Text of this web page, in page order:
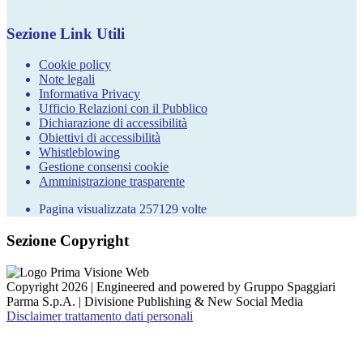
Sezione Link Utili
Cookie policy
Note legali
Informativa Privacy
Ufficio Relazioni con il Pubblico
Dichiarazione di accessibilità
Obiettivi di accessibilità
Whistleblowing
Gestione consensi cookie
Amministrazione trasparente
Pagina visualizzata 257129 volte
Sezione Copyright
Copyright 2026 | Engineered and powered by Gruppo Spaggiari
Parma S.p.A. | Divisione Publishing & New Social Media
Disclaimer trattamento dati personali